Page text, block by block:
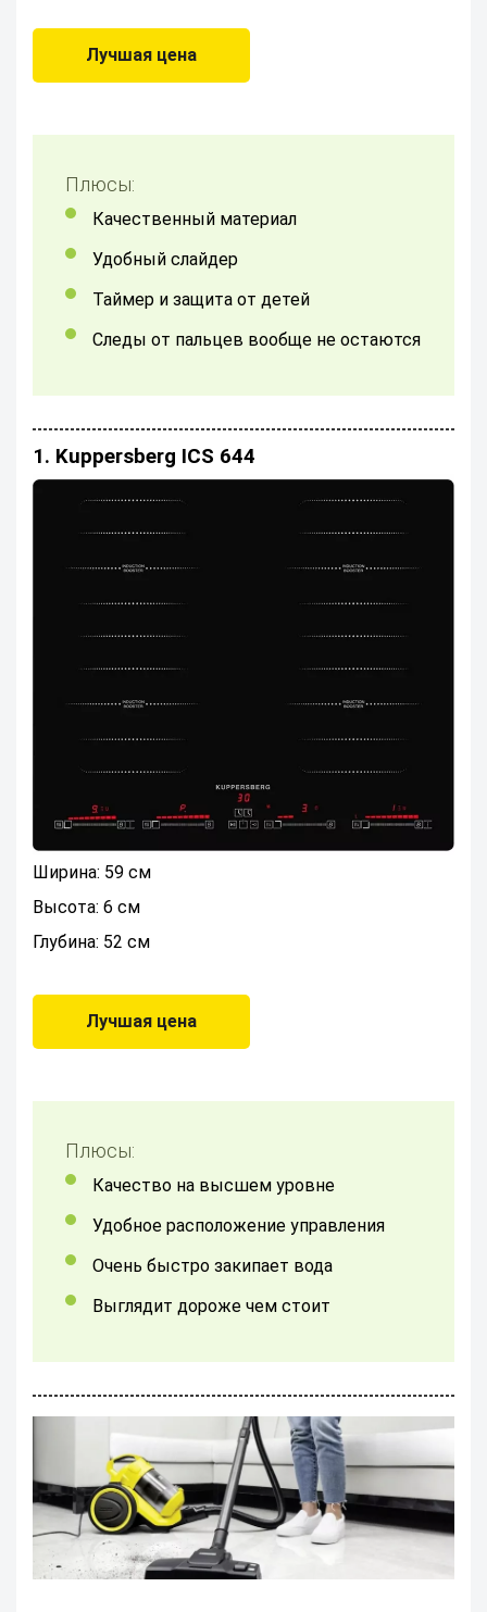
Лучшая цена
Плюсы:
Качественный материал
Удобный слайдер
Таймер и защита от детей
Следы от пальцев вообще не остаются
1. Kuppersberg ICS 644
Ширина: 59 см
Высота: 6 см
Глубина: 52 см
Лучшая цена
Плюсы:
Качество на высшем уровне
Удобное расположение управления
Очень быстро закипает вода
Выглядит дороже чем стоит